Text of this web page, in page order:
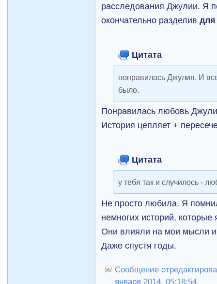
расследования Джулии. Я
окончательно разделив
Цитата
понравилась Джулия. И
было.
Понравилась любовь
История цепляет +
Цитата
у тебя так и случилось -
Не просто любила. Я
немногих историй, которые
Они влияли на мои мысли и
Даже спустя годы.
Сообщение
января 2014, 05:18:54